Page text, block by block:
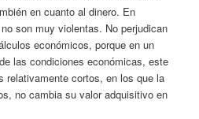
en cuanto al dinero. En
son muy violentas. No perjudican
económicos, porque en un
las condiciones económicas, este
relativamente cortos, en los que la
no cambia su valor adquisitivo en